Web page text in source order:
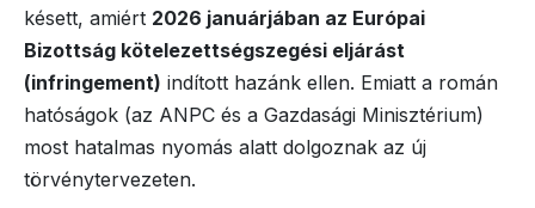
késett, amiért 2026 januárjában az Európai
Bizottság kötelezettségszegési eljárást
(infringement) indított hazánk ellen. Emiatt a román
hatóságok (az ANPC és a Gazdasági Minisztérium)
most hatalmas nyomás alatt dolgoznak az új
törvénytervezeten.